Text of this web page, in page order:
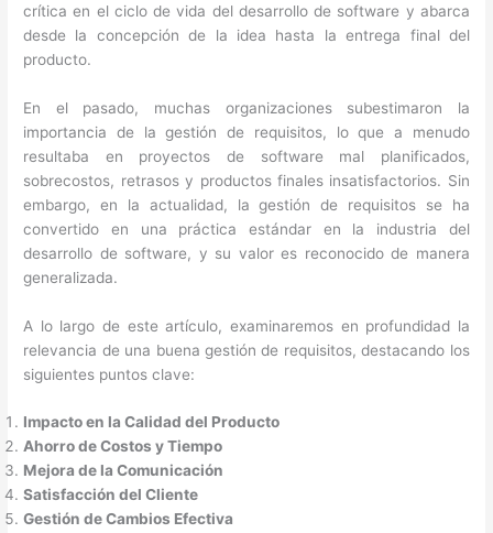
crítica en el ciclo de vida del desarrollo de software y abarca
desde la concepción de la idea hasta la entrega final del
producto.
En el pasado, muchas organizaciones subestimaron la
importancia de la gestión de requisitos, lo que a menudo
resultaba en proyectos de software mal planificados,
sobrecostos, retrasos y productos finales insatisfactorios. Sin
embargo, en la actualidad, la gestión de requisitos se ha
convertido en una práctica estándar en la industria del
desarrollo de software, y su valor es reconocido de manera
generalizada.
A lo largo de este artículo, examinaremos en profundidad la
relevancia de una buena gestión de requisitos, destacando los
siguientes puntos clave:
Impacto en la Calidad del Producto
Ahorro de Costos y Tiempo
Mejora de la Comunicación
Satisfacción del Cliente
Gestión de Cambios Efectiva